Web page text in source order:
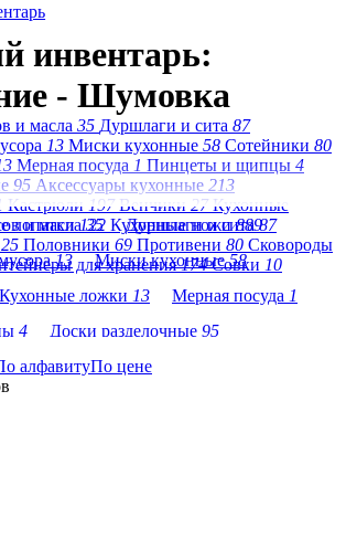
инвентарь:
- Шумовка
и масла 35 Дуршлаги и сита 87
13 Миски кухонные 58 Сотейники 80
Мерная посуда 1 Пинцеты и щипцы 4
95 Аксессуары кухонные 213
Кастрюли 197 Венчики 27 Кухонные
лопатки 122 Кухонные ножи 889
25 Половники 69 Противени 80 Сковороды
для хранения 174 Совки 10
и масла 35 Дуршлаги и сита 87
13 Миски кухонные 58
Кухонные ложки 13 Мерная посуда 1
4 Доски разделочные 95
213 Гастроемкости
алфавитуПо цене